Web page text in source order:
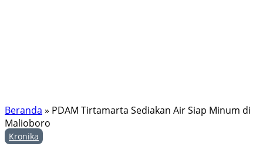
Beranda » PDAM Tirtamarta Sediakan Air Siap Minum di
Malioboro
Kronika